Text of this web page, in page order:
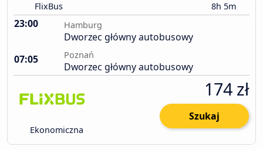
FlixBus 8h 5m
23:00 Hamburg
Dworzec główny autobusowy
07:05
Poznań
Dworzec główny autobusowy
Ekonomiczna
174 zł
Szukaj